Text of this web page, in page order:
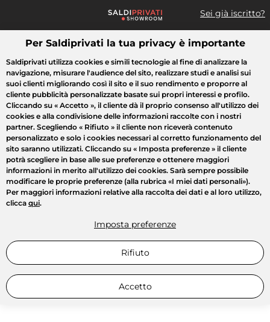
Sei già iscritto?
Cosa cerchi?
Tutte le vendite Moda Casa Bellezza Elettrodomestici
Per Saldiprivati la tua privacy è importante
Saldiprivati utilizza cookies e simili tecnologie al fine di analizzare la
navigazione, misurare l'audience del sito, realizzare studi e analisi sui
suoi clienti migliorando così il sito e il suo rendimento e proporre al
cliente pubblicità personalizzate basate sui propri interessi e profilo.
Cliccando su « Accetto », il cliente dà il proprio consenso all'utilizzo dei
cookies e alla condivisione delle informazioni raccolte con i nostri
partner. Scegliendo « Rifiuto » il cliente non riceverà contenuto
personalizzato e solo i cookies necessari al corretto funzionamento del
sito saranno utilizzati. Cliccando su « Imposta preferenze » il cliente
potrà scegliere in base alle sue preferenze e ottenere maggiori
informazioni in merito all'utilizzo dei cookies. Sarà sempre possibile
modificare le proprie preferenze (alla rubrica «I miei dati personali»).
Per maggiori informazioni relative alla raccolta dei dati e al loro utilizzo,
clicca qui.
Imposta preferenze
Rifiuto
Accetto